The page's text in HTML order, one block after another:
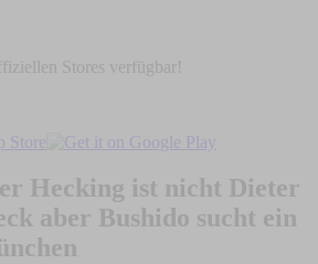
Stores verfügbar!
Hecking ist nicht Dieter
aber Bushido sucht ein